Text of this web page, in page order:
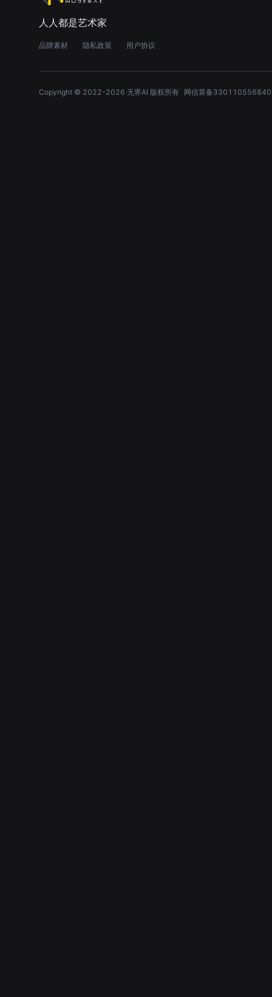
人人都是艺术家
品牌素材 隐私政策 用户协议
Copyright © 2022-2026 无界AI 版权所有 网信算备